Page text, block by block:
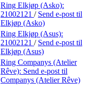
Ring Elkjøp (Asko):
21002121 / Send e-post til
Elkjøp (Asko)
Ring Elkjøp (Asus):
21002121 / Send e-post til
Elkjøp (Asus)
Ring Companys (Atelier
Rêve): Send e-post til
Companys (Atelier Rêve)